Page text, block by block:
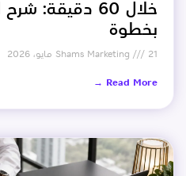
خلال 60 دقيقة:
بخطوة
Shams Marketing 21 مايو، 2026
Read More →